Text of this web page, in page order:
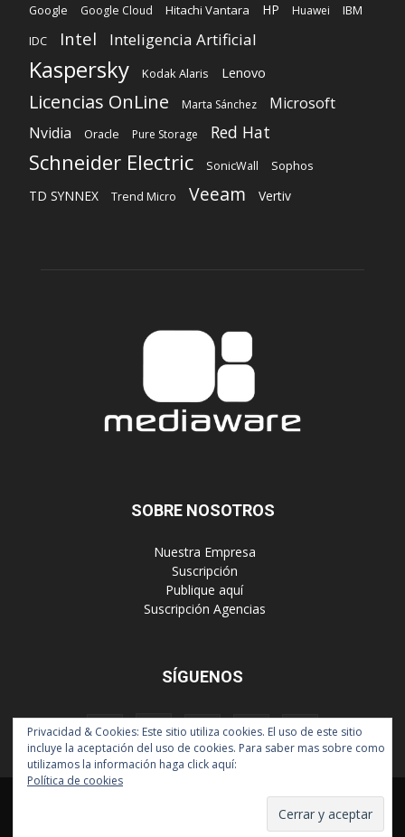
Google Google Cloud Hitachi Vantara HP Huawei IBM
IDC Intel Inteligencia Artificial
Kaspersky Kodak Alaris Lenovo
Licencias OnLine Marta Sánchez
Microsoft
Nvidia
Oracle Pure Storage Red Hat
Schneider Electric SonicWall Sophos
TD SYNNEX Trend Micro Veeam Vertiv
SOBRE NOSOTROS
‎ Nuestra Empresa
‎ Suscripción
‎ Publique aquí
‎ Suscripción Agencias
SÍGUENOS
© Copyright 2024, Todos los derechos reservados | Mediaware
Privacidad & Cookies: Este sitio utiliza cookies. El uso de este sitio
incluye la aceptación del uso de cookies. Para saber mas sobre como
utilizamos la información haga click aquí:
Política de cookies